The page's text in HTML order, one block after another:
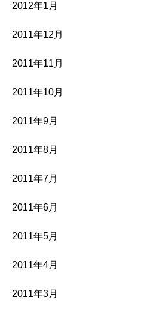
2012年1月
2011年12月
2011年11月
2011年10月
2011年9月
2011年8月
2011年7月
2011年6月
2011年5月
2011年4月
2011年3月